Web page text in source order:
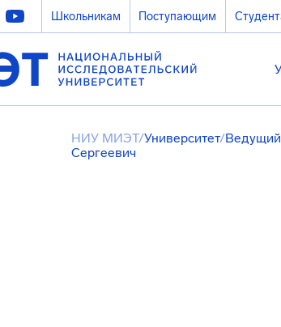
Школьникам Поступающим
НИУ МИЭТ/Университет/Ведущий
Сергеевич